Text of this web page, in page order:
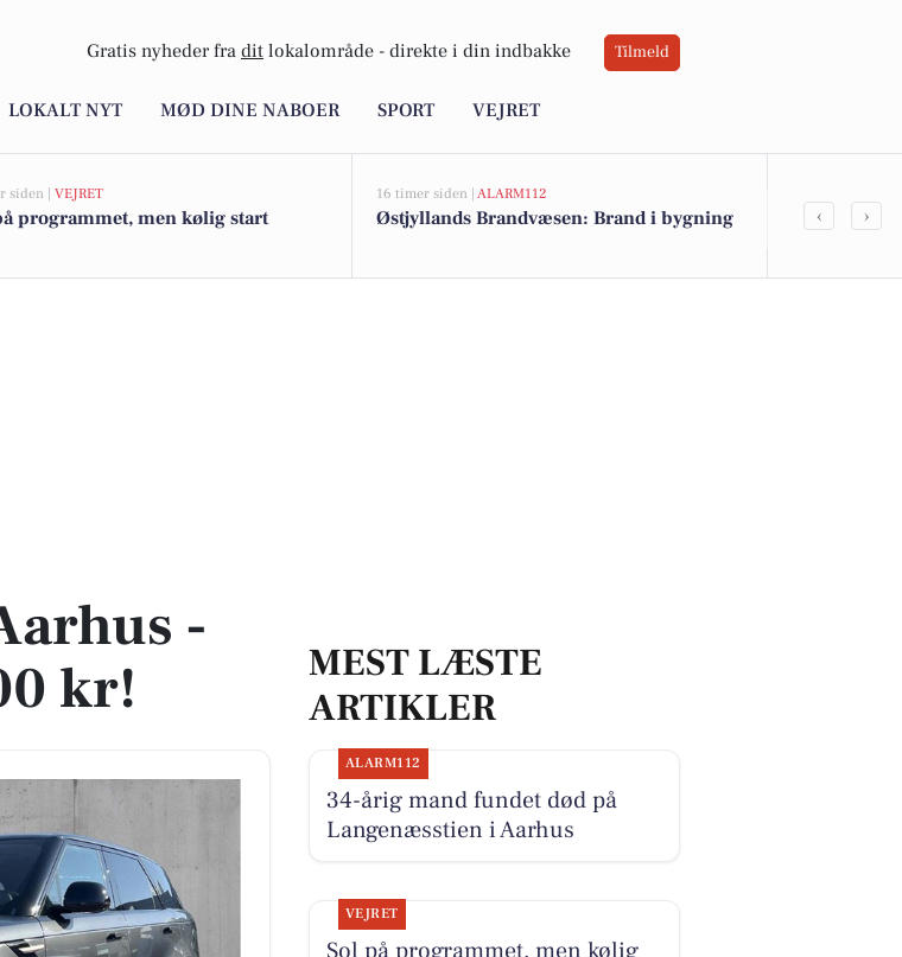
Gratis nyheder fra dit lokalområde - direkte i din indbakke Tilmeld
LOKALT NYT MØD DINE NABOER SPORT VEJRET
siden | VEJRET
programmet, men kølig start
16 timer siden | ALARM112
Østjyllands Brandvæsen: Brand i bygning
Indbrud i
‹ ›
-
kr!
MEST LÆSTE
ARTIKLER
ALARM112
34-årig mand fundet død på
Langenæsstien i Aarhus
VEJRET
Sol på programmet, men kølig